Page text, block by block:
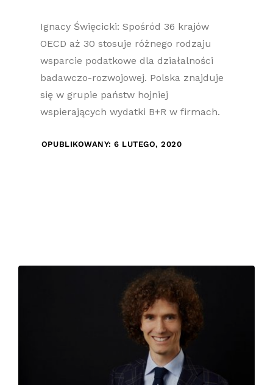
Ignacy Święcicki: Spośród 36 krajów
OECD aż 30 stosuje różnego rodzaju
wsparcie podatkowe dla działalności
badawczo-rozwojowej. Polska znajduje
się w grupie państw hojniej
wspierających wydatki B+R w firmach.
OPUBLIKOWANY: 6 LUTEGO, 2020